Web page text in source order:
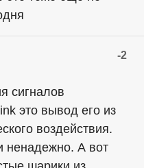
-2
сигналов
это вывод его из
воздействия.
ненадежно. А вот